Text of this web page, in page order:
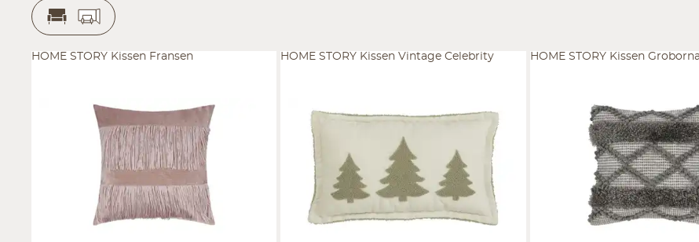
HOME STORY Kissen Fransen HOME STORY Kissen Vintage Celebrity HOME STORY Kissen